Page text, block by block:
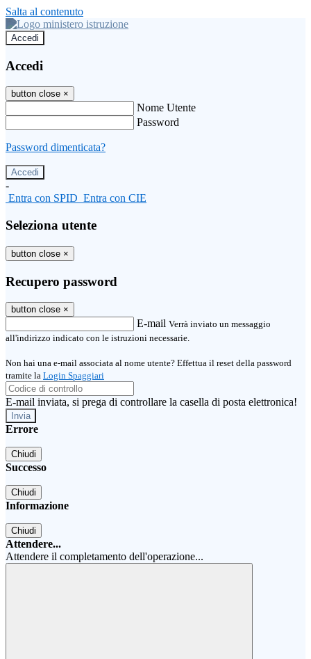
Salta al contenuto
Accedi
Accedi
button close ×
Nome Utente
Password
Password dimenticata?
-
Entra con SPID Entra con CIE
Seleziona utente
button close ×
Recupero password
button close ×
E-mail Verrà inviato un messaggio
all'indirizzo indicato con le istruzioni necessarie.
Non hai una e-mail associata al nome utente? Effettua il reset della password
tramite la Login Spaggiari
E-mail inviata, si prega di controllare la casella di posta elettronica!
Errore
Chiudi
Successo
Chiudi
Informazione
Chiudi
Attendere...
Attendere il completamento dell'operazione...